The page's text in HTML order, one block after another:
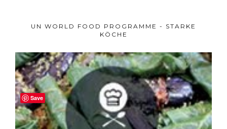
UN WORLD FOOD PROGRAMME - STARKE
KÖCHE
Save